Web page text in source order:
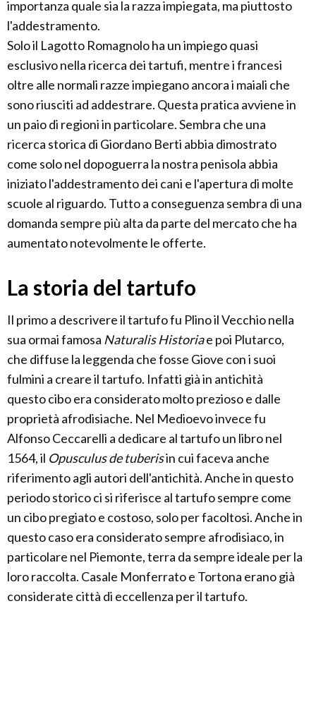
importanza quale sia la razza impiegata, ma piuttosto
l'addestramento.
Solo il Lagotto Romagnolo ha un impiego quasi
esclusivo nella ricerca dei tartufi, mentre i francesi
oltre alle normali razze impiegano ancora i maiali che
sono riusciti ad addestrare. Questa pratica avviene in
un paio di regioni in particolare. Sembra che una
ricerca storica di Giordano Berti abbia dimostrato
come solo nel dopoguerra la nostra penisola abbia
iniziato l'addestramento dei cani e l'apertura di molte
scuole al riguardo. Tutto a conseguenza sembra di una
domanda sempre più alta da parte del mercato che ha
aumentato notevolmente le offerte.
La storia del tartufo
Il primo a descrivere il tartufo fu Plino il Vecchio nella
sua ormai famosa Naturalis Historiae poi Plutarco,
che diffuse la leggenda che fosse Giove con i suoi
fulmini a creare il tartufo. Infatti già in antichità
questo cibo era considerato molto prezioso e dalle
proprietà afrodisiache. Nel Medioevo invece fu
Alfonso Ceccarelli a dedicare al tartufo un libro nel
1564, il Opusculus de tuberisin cui faceva anche
riferimento agli autori dell'antichità. Anche in questo
periodo storico ci si riferisce al tartufo sempre come
un cibo pregiato e costoso, solo per facoltosi. Anche in
questo caso era considerato sempre afrodisiaco, in
particolare nel Piemonte, terra da sempre ideale per la
loro raccolta. Casale Monferrato e Tortona erano già
considerate città di eccellenza per il tartufo.